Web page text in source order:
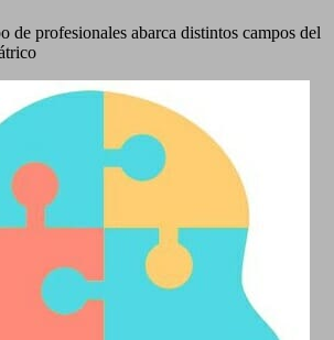
de profesionales abarca distintos campos del